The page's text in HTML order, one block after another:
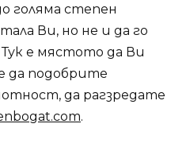
голяма степен
Ви, но не и да го
е мястото да Ви
да подобрите
да рагзредате
.